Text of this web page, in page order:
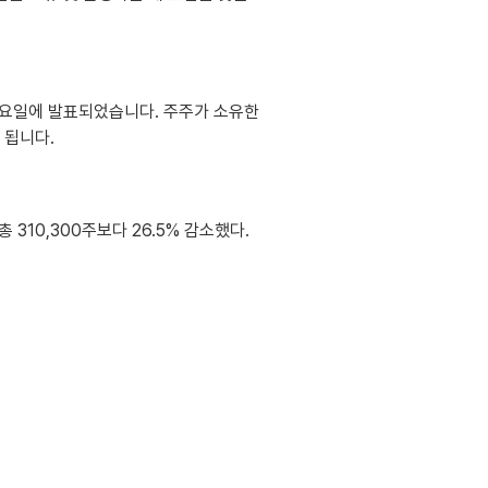
에 발표되었습니다. 주주가 소유한
니다.
310,300주보다 26.5% 감소했다.